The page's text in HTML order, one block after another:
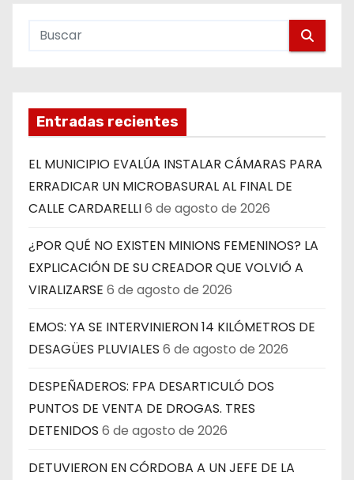
Entradas recientes
EL MUNICIPIO EVALÚA INSTALAR CÁMARAS PARA
ERRADICAR UN MICROBASURAL AL FINAL DE
CALLE CARDARELLI6 de agosto de 2026
¿POR QUÉ NO EXISTEN MINIONS FEMENINOS? LA
EXPLICACIÓN DE SU CREADOR QUE VOLVIÓ A
VIRALIZARSE 6 de agosto de 2026
EMOS: YA SE INTERVINIERON 14 KILÓMETROS DE
DESAGÜES PLUVIALES 6 de agosto de 2026
DESPEÑADEROS: FPA DESARTICULÓ DOS
PUNTOS DE VENTA DE DROGAS. TRES
DETENIDOS 6 de agosto de 2026
DETUVIERON EN CÓRDOBA A UN JEFE DE LA